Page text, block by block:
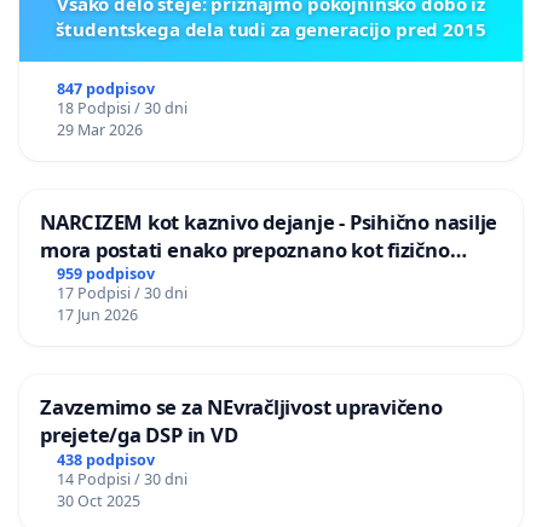
študentskega dela tudi za generacijo pred 2015
847 podpisov
18 Podpisi / 30 dni
29 Mar 2026
NARCIZEM kot kaznivo dejanje - Psihično nasilje
mora postati enako prepoznano kot fizično
nasilje
959 podpisov
17 Podpisi / 30 dni
17 Jun 2026
Zavzemimo se za NEvračljivost upravičeno
prejete/ga DSP in VD
438 podpisov
14 Podpisi / 30 dni
30 Oct 2025